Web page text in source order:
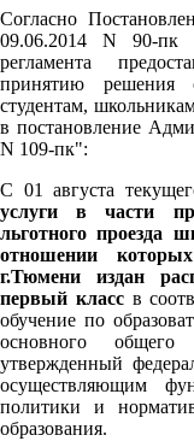
Согласно
09.06.2014 N 90-пк
регламента
принятию решения
студентам,
в постановление
N 109-пк":
С 01 августа
услуги в части
льготного проезда
отношении которых
г.Тюмени издан
первый классв
обучение по
основного
утвержденный
осуществляющим
политики и
образования.